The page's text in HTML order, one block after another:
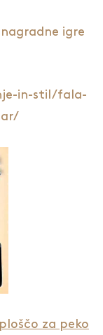
igre
in-stil/fala-
za peko